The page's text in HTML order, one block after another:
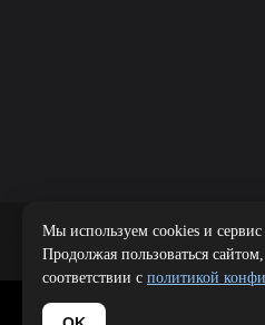
Мы используем cookies и
Продолжая пользоваться
соответствии с политикой